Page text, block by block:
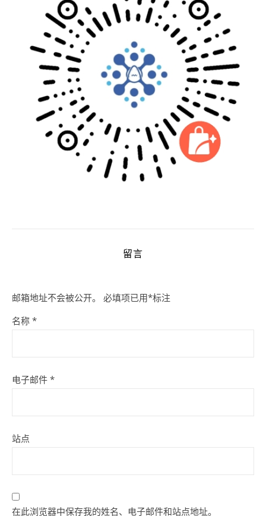
留言
邮箱地址不会被公开。 必填项已用*标注
名称 *
电子邮件 *
站点
在此浏览器中保存我的姓名、电子邮件和站点地址。